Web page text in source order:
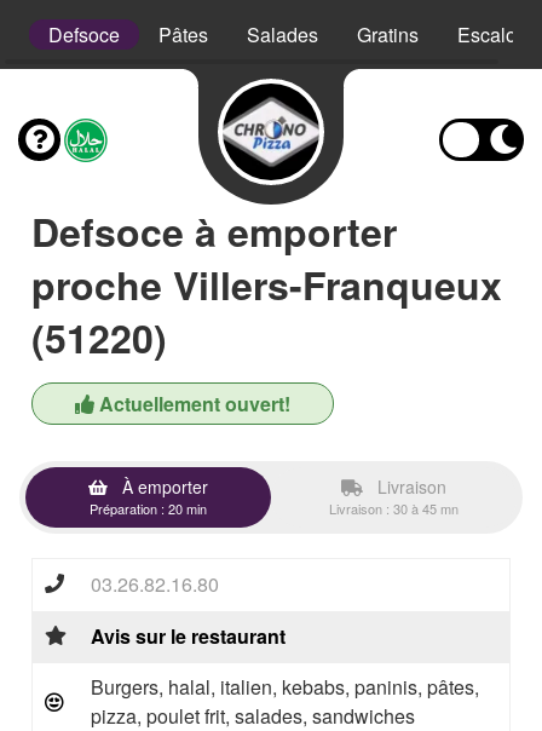
Defsoce Pâtes Salades Gratins
Defsoce à emporter
proche Villers-Franqueux
(51220)
Actuellement ouvert!
À emporter
Préparation : 20 min
Livraison
Livraison : 30 à 45 mn
03.26.82.16.80
Avis sur le restaurant
Burgers, halal, italien, kebabs, paninis, pâtes,
pizza, poulet frit, salades, sandwiches